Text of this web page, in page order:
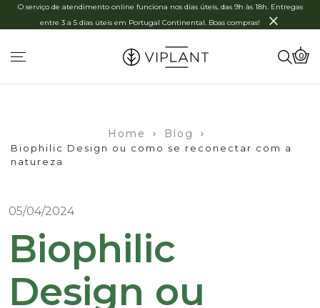
O serviço de atendimento online funciona nos dias úteis, das 9h às 18h. Entregas
entre 3 a 5 dias úteis em Portugal Continental. Boas compras!
×
0
Home › Blog
›
Biophilic Design ou como se reconectar com a
natureza
05/04/2024
Biophilic
Design ou